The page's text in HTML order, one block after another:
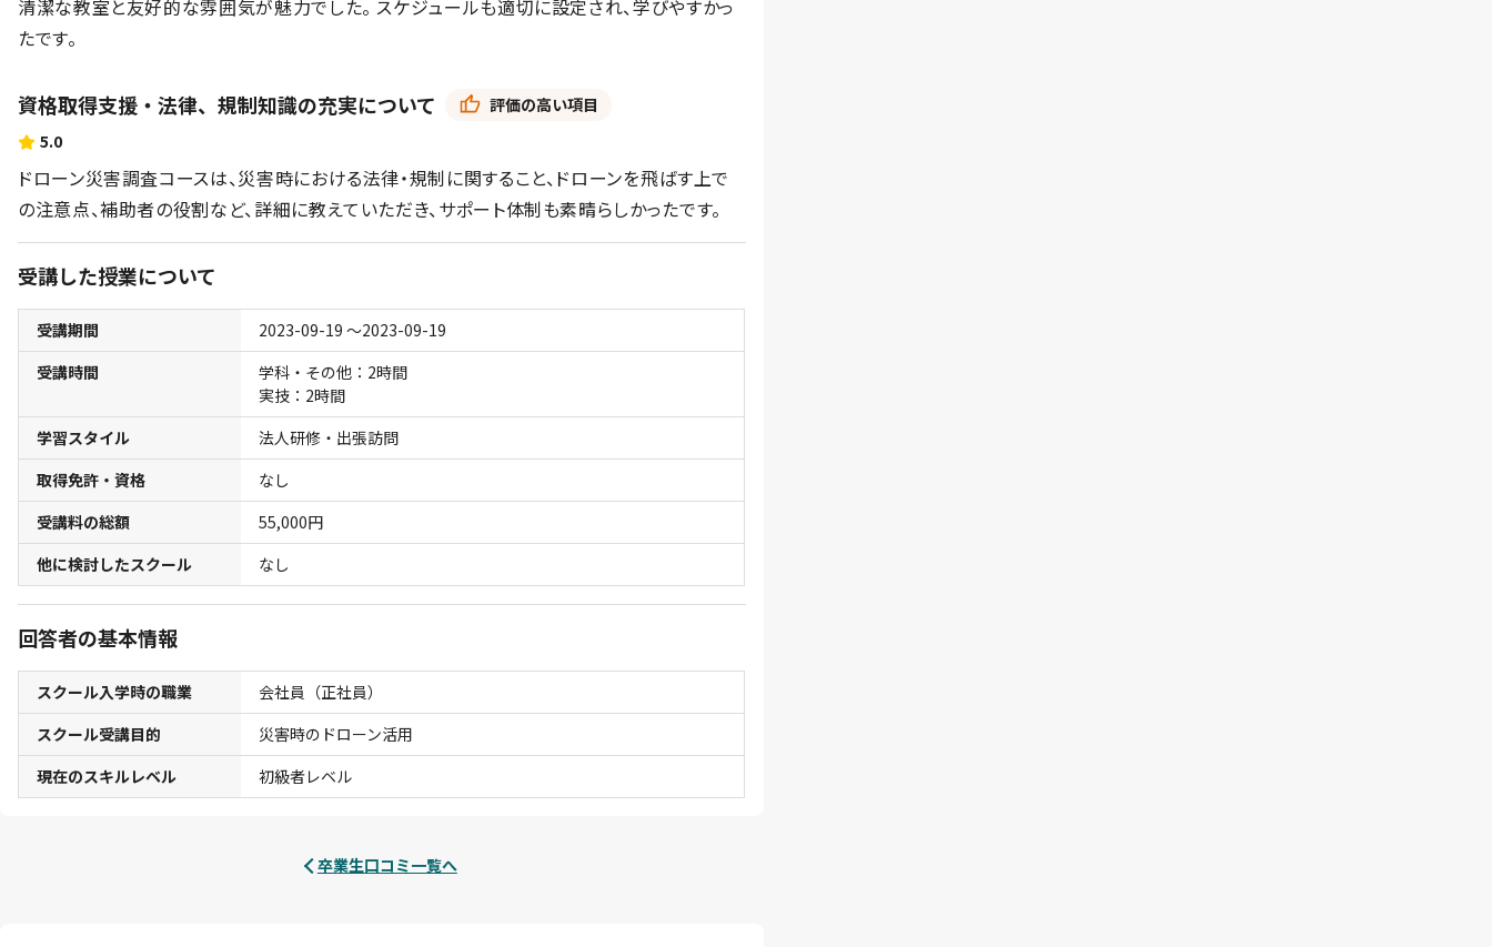
清潔な教室と友好的な雰囲気が魅力でした。 スケジュールも適切に設定され、学びやすかっ
たです。
資格取得支援・法律、規制知識の充実について
評価の高い項目
5.0
ドローン災害調査コースは、災害時における法律・規制に関すること、ドローンを飛ばす上で
の注意点、補助者の役割など、詳細に教えていただき、サポート体制も素晴らしかったです。
受講した授業について
受講期間
2023-09-19 〜2023-09-19
受講時間
学科・その他：2時間
実技：2時間
学習スタイル
法人研修・出張訪問
取得免許・資格
なし
受講料の総額
55,000円
他に検討したスクール
なし
回答者の基本情報
スクール入学時の職業
会社員（正社員）
スクール受講目的
災害時のドローン活用
現在のスキルレベル
初級者レベル
卒業生口コミ一覧へ